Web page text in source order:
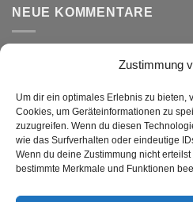
Zustimmung
Um dir ein optimales Erlebnis zu bieten,
Cookies, um Geräteinformationen zu
zuzugreifen. Wenn du diesen
wie das Surfverhalten oder eindeutige
Wenn du deine Zustimmung nicht
bestimmte Merkmale und Funktionen
NEUE KOMMENTARE